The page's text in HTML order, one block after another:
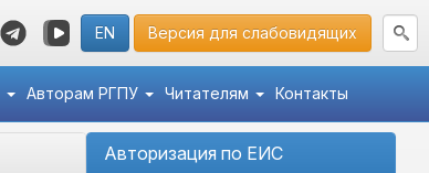
EN Версия для слабовидящих
Авторам РГПУ Читателям Контакты
Авторизация по ЕИС